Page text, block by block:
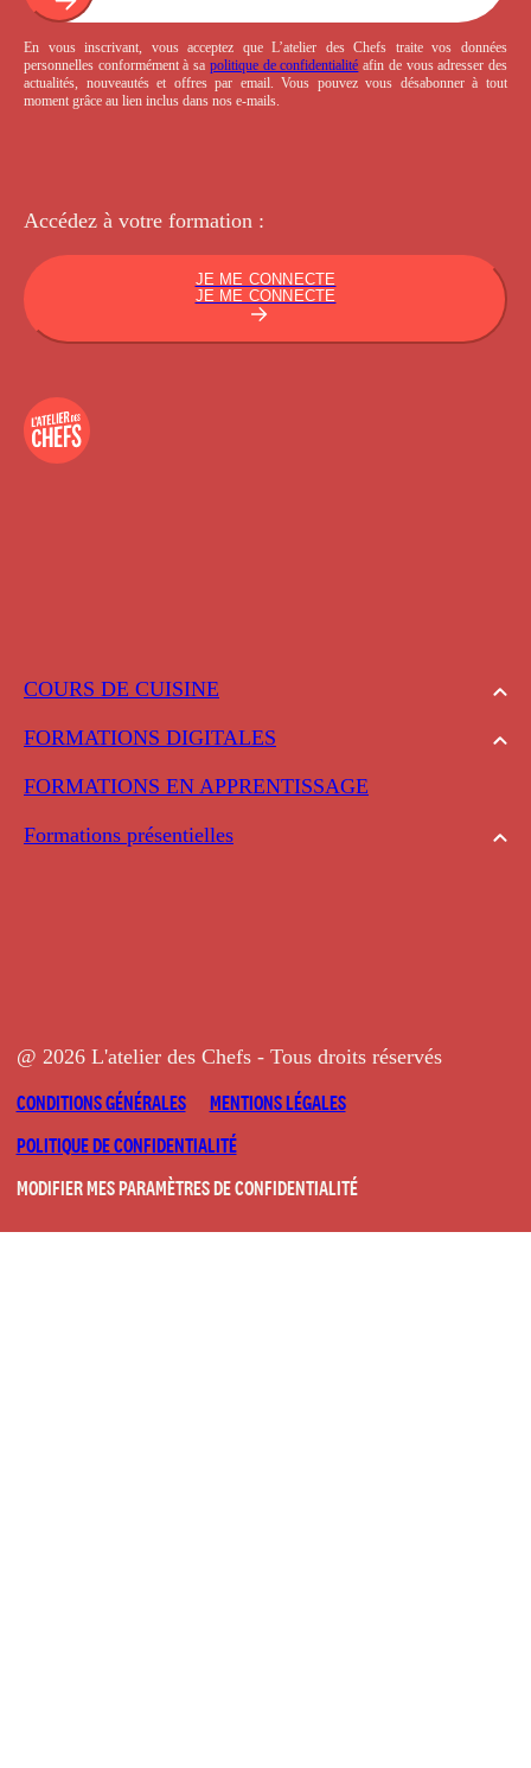
COURS DE CUISINE
FORMATIONS DIGITALES
FORMATIONS EN APPRENTISSAGE
Formations présentielles
En vous inscrivant, vous acceptez que L’atelier des Chefs traite vos données
personnelles conformément à sa politique de confidentialité afin de vous adresser des
actualités, nouveautés et offres par email. Vous pouvez vous désabonner à tout
moment grâce au lien inclus dans nos e-mails.
Accédez à votre formation :
JE ME CONNECTE
JE ME CONNECTE
@ 2026 L'atelier des Chefs - Tous droits réservés
CONDITIONS GÉNÉRALES
MENTIONS LÉGALES
POLITIQUE DE CONFIDENTIALITÉ
MODIFIER MES PARAMÈTRES DE CONFIDENTIALITÉ